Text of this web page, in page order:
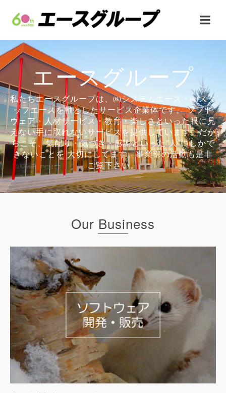
エースグループ
私たちエースグループは、㈱システムエース・㈱スタ
ッフエースを軸としたサービス企業体です。 ソフト
ウェア・人材サービス・教育・楽しさといった眼に見
えない手に取れないサービスを提供しています。だか
らこそ、気配り・気づき・感謝といった”人”にしかで
きないことを 大切にしてます。事業部の活動も是非
ご覧下さい。
Our Business